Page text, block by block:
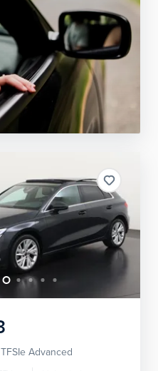
detectie
elektrisch
Android Auto
audio
Advanced